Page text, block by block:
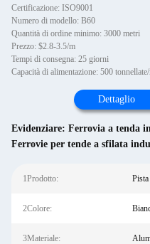
Certificazione: ISO9001
Numero di modello: B60
Quantità di ordine minimo: 3000 metri
Prezzo: $2.8-3.5/m
Tempi di consegna: 25 giorni
Capacità di alimentazione: 500
Dettaglio
Evidenziare: Ferrovia a tenda
Ferrovie per tende a sfilata
1Prodotto:
2Colore:
3Materiale: